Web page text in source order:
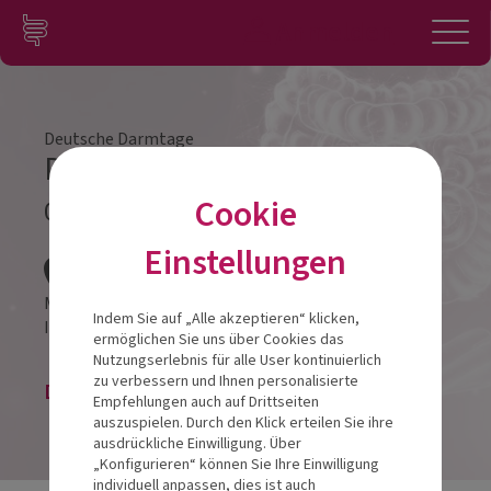
Zum Inhalt springen
Konto
Deutsche Darmtage
Darmtag Düsseldorf 2026
04.07.2026
Meliá Düsseldorf
Inselstraße 2,40479Düsseldorf
Die Veranstaltung ist beendet.
Cookie
Einstellungen
Indem Sie auf „Alle akzeptieren“ klicken,
ermöglichen Sie uns über Cookies das
Nutzungserlebnis für alle User kontinuierlich
zu verbessern und Ihnen personalisierte
Empfehlungen auch auf Drittseiten
auszuspielen. Durch den Klick erteilen Sie ihre
ausdrückliche Einwilligung. Über
„Konfigurieren“ können Sie Ihre Einwilligung
individuell anpassen, dies ist auch